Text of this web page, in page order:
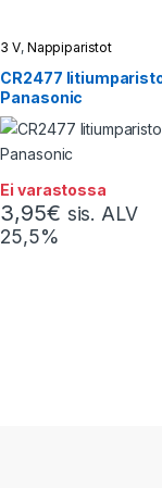
3 V, Nappiparistot
CR2477
Panasonic
Ei varastossa
3,95€ sis. ALV
25,5%